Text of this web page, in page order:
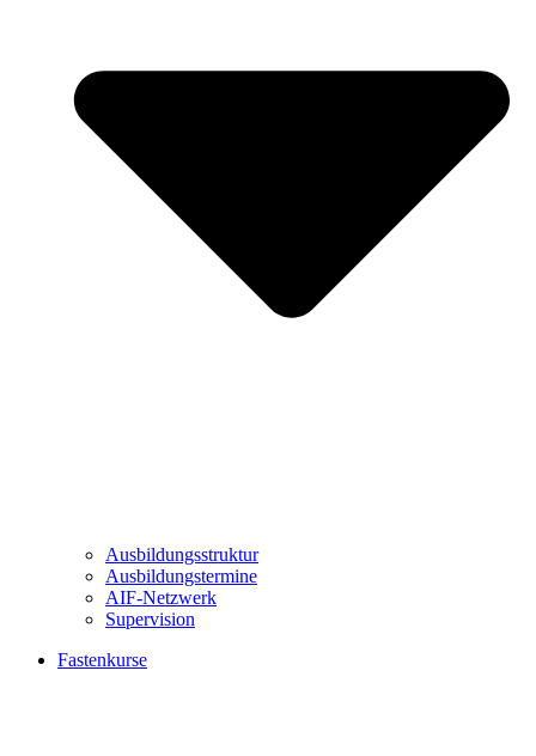
Ausbildungsstruktur
Ausbildungstermine
AIF-Netzwerk
Supervision
Fastenkurse